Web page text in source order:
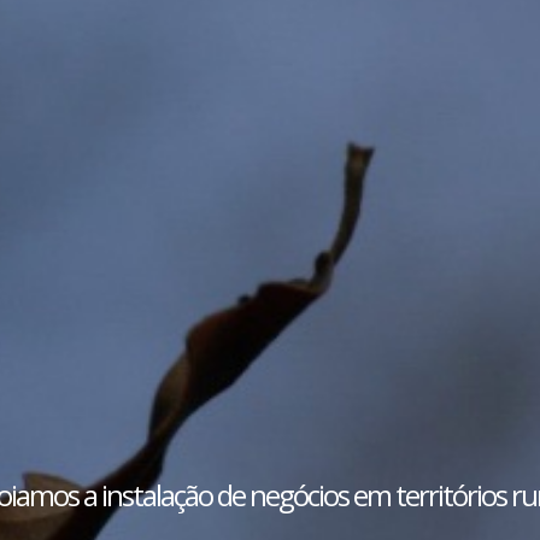
a instalação de negócios em territórios